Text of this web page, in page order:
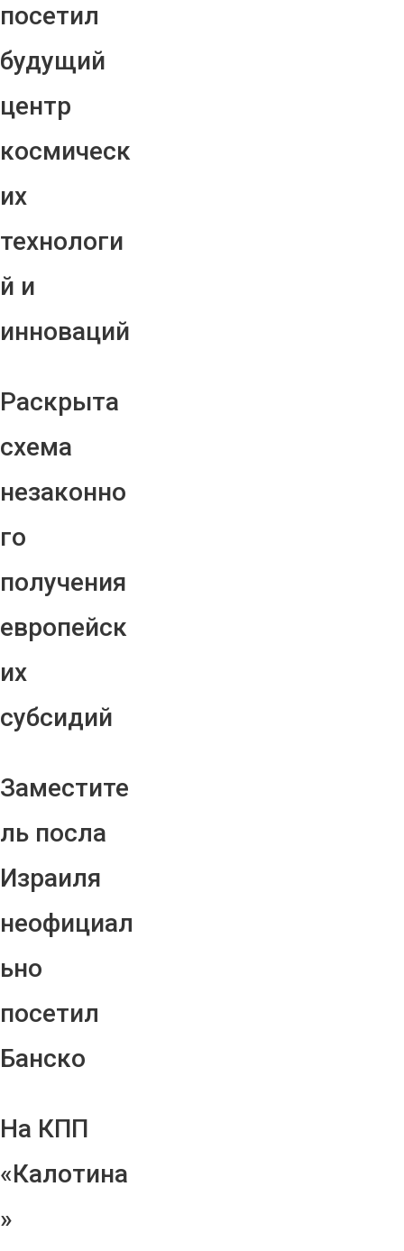
посетил
будущий
центр
космическ
их
технологи
й и
инноваций
Раскрыта
схема
незаконно
го
получения
европейск
их
субсидий
Заместите
ль посла
Израиля
неофициал
ьно
посетил
Банско
На КПП
«Калотина
»